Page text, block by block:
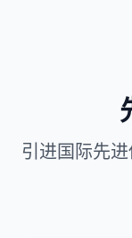
引进国际先